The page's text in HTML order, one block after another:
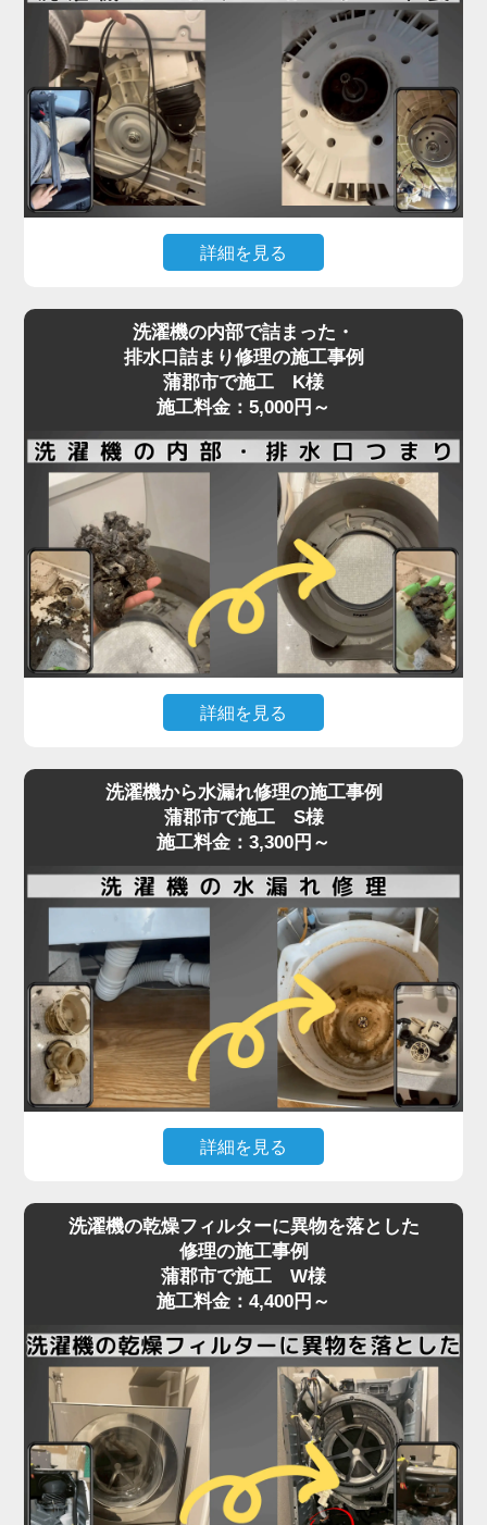
洗浄をご検討ください。
に異常があることがほとんど。
経年劣化や水垢・異物による詰まり、内部のダイヤ
フラム部品の不良などが原因で、水の流れが制限さ
れてしまいます。
「家電の達人」では、こうした給水トラブルに対し
て、分解点検による給水弁の動作確認と部品交換を
行い、正常な給水機能を回復させます。
機種や年式に応じた適切な部品を使用し、交換では
なく清掃・調整で済むケースにも柔軟に対応。
ながり、家事全体がストップしてしまいます。水が
出ない・出方が弱いなどの違和感を感じたら、早め
にプロの点検をご依頼ください。
詳細を見る
といった異音がする場合、Vベルトの劣化や緩み、
モーターの不具合が原因であることが多く見られま
返すと、ベルトやモーターに過剰な負荷がかかり、
新しい洗濯機であっても故障リスクが高まります。
ベルトの損傷は徐々に症状が現れることもあり、
「音はするけど回らない」「動きが不安定」といっ
た症状でご相談いただくケースも増えています。
「家電の達人」では、こうしたトラブルに対して、
ベルトの張りや摩耗状態、モーターの動作チェック
を含めた点検を行い、必要に応じて交換・調整を実
特に縦型・ドラム式で構造が異なるため、経験豊富
音や回転不良は初期段階での対応が肝心。
放置すればさらなる部品破損にもつながるため、気
になる症状があればお早めにご相談ください。
洗濯機の内部で詰まった・
排水口詰まり修理の施工事例
蒲郡市で施工 K様
施工料金：5,000円～
詳細を見る
った症状は、内部や排水口の詰まりが原因で発生す
ることがよくあります。
特に多いのが、洗濯槽の奥にある「脱水受けカバ
ー」に汚れが蓄積し、排水の流れを妨げているケー
スです。
このカバーにはホコリや髪の毛、洗剤カスが溜まり
やすく、目詰まりすると排水エラーや脱水不良を引
き起こします。
また、排水ホースやトラップ内にも異物が詰まって
いることが多く、こうしたトラブルは分解しないと
確認・清掃ができません。
「家電の達人」では、洗濯機の脱水受けカバーや排
水口周辺の分解清掃を行い、排水経路をスムーズに
詰まりがひどい場合は、床下の排水管の点検・洗浄
にも対応可能。市販洗剤では解決できない深部の汚
れも、プロの技術でしっかり取り除きます。
排水の流れが悪い、エラーが頻発するなどの症状が
あれば、お早めにご相談ください。
洗濯機から水漏れ修理の施工事例
蒲郡市で施工 S様
施工料金：3,300円～
詳細を見る
どの「水漏れ」は、放置すると床材の腐食や階下へ
の漏水被害にもつながる深刻なトラブルです。
原因はさまざまで、排水ホースの破損や接続不良、
洗濯槽内部のひび割れやゴムパッキンの劣化、さら
には排水弁や給水バルブの不具合など、目視では特
定しづらいケースが多くあります。
特に、ホースや継ぎ目部分の劣化は経年劣化による
もので、設置から5〜10年が経過した機種ではよく
見られる症状です。
洗濯機の乾燥フィルターに異物を落とした
修理の施工事例
蒲郡市で施工 W様
施工料金：4,400円～